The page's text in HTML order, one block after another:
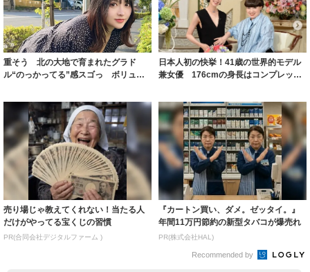
重そう 北の大地で育まれたグラド
ル“のっかってる”感スゴっ ボリュー
日本人初の快挙！41歳の世界的モデル
兼女優 176cmの身長はコンプレック
売り場じゃ教えてくれない！当たる人
だけがやってる宝くじの習慣
PR(合同会社デジタルファーム )
『カートン買い、ダメ。ゼッタイ。』
年間11万円節約の新型タバコが爆売れ
PR(株式会社HAL)
Recommended by